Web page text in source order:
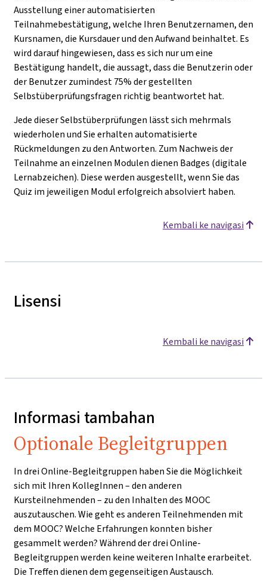
Ausstellung einer automatisierten
Teilnahmebestätigung, welche Ihren Benutzernamen, den
Kursnamen, die Kursdauer und den Aufwand beinhaltet. Es
wird darauf hingewiesen, dass es sich nur um eine
Bestätigung handelt, die aussagt, dass die Benutzerin oder
der Benutzer zumindest 75% der gestellten
Selbstüberprüfungsfragen richtig beantwortet hat.
Jede dieser Selbstüberprüfungen lässt sich mehrmals
wiederholen und Sie erhalten automatisierte
Rückmeldungen zu den Antworten. Zum Nachweis der
Teilnahme an einzelnen Modulen dienen Badges (digitale
Lernabzeichen). Diese werden ausgestellt, wenn Sie das
Quiz im jeweiligen Modul erfolgreich absolviert haben.
Kembali ke navigasi
Lisensi
Kembali ke navigasi
Informasi tambahan
Optionale Begleitgruppen
In drei Online-Begleitgruppen haben Sie die Möglichkeit
sich mit Ihren KollegInnen – den anderen
Kursteilnehmenden – zu den Inhalten des MOOC
auszutauschen. Wie geht es anderen Teilnehmenden mit
dem MOOC? Welche Erfahrungen konnten bisher
gesammelt werden? Während der drei Online-
Begleitgruppen werden keine weiteren Inhalte erarbeitet.
Die Treffen dienen dem gegenseitigen Austausch.